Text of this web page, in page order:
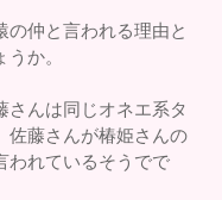
の仲と言われる理由と
か。
さんは同じオネエ系タ
佐藤さんが椿姫さんの
われているそうでで